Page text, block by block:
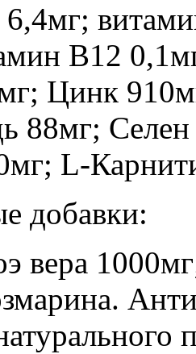
B12
Цинк
88мг;
добавки:
вера